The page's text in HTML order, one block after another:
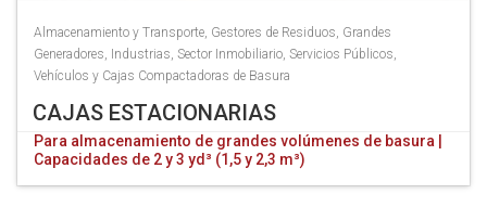
Almacenamiento y Transporte, Gestores de Residuos, Grandes
Generadores, Industrias, Sector Inmobiliario, Servicios Públicos,
Vehículos y Cajas Compactadoras de Basura
CAJAS ESTACIONARIAS
Para almacenamiento de grandes volúmenes de basura |
Capacidades de 2 y 3 yd³ (1,5 y 2,3 m³)